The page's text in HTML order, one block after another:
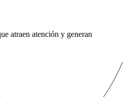
atraen atención y generan